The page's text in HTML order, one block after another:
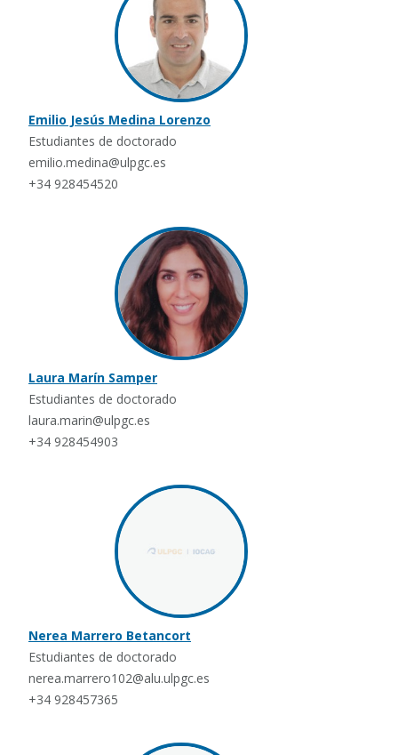
Emilio Jesús Medina Lorenzo
Estudiantes de doctorado
emilio.medina@ulpgc.es
+34 928454520
Laura Marín Samper
Estudiantes de doctorado
laura.marin@ulpgc.es
+34 928454903
Nerea Marrero Betancort
Estudiantes de doctorado
nerea.marrero102@alu.ulpgc.es
+34 928457365